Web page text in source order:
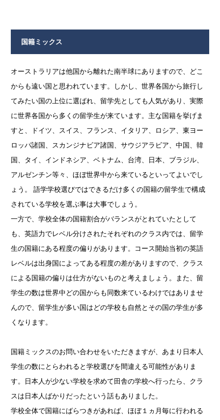
国籍ミックス
オーストラリアは他国から離れた南半球にありますので、どこ
からも遠い国と思われています。しかし、世界各国から旅行し
てみたい国の上位に選ばれ、留学先としても人気があり、実際
に世界各国から多くの留学生が来ています。主な国籍を挙げま
すと、ドイツ、スイス、フランス、イタリア、ロシア、東ヨー
ロッパ諸国、スカンジナビア諸国、サウジアラビア、中国、韓
国、タイ、インドネシア、ベトナム、台湾、日本、ブラジル、
アルゼンチン等々、ほぼ世界中から来ているといってよいでし
ょう。 語学学校選びではできるだけ多くの国籍の留学生で構成
されている学校を選ぶ事は大事でしょう。
一方で、学校全体の国籍割合がバランスがとれていたとして
も、英語力でレベル分けされたそれぞれのクラス内では、留学
生の国籍にある程度の偏りがあります。コース開始当初の英語
レベルは出身国によってある程度の差がありますので、クラス
による国籍の偏りは仕方がないものと考えましょう。また、留
学生の数は世界中どの国からも同数来ているわけではありませ
んので、留学生が多い国はどの学校も自然とその国の学生が多
くなります。
国籍ミックスのお問い合わせをいただきますが、あまり日本人
学生の数にとらわれると学校選びを間違える可能性がありま
す。日本人が少ない学校を求めて田舎の学校へ行ったら、クラ
スは日本人ばかりだったという話もありました。
学校全体で国籍にばらつきがあれば、ほぼ１ヵ月毎に行われる